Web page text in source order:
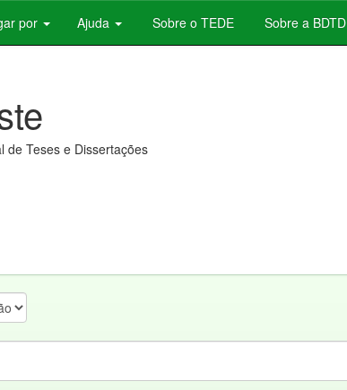
por Ajuda Sobre o TEDE Sobre a BDTD
de Teses e Dissertações